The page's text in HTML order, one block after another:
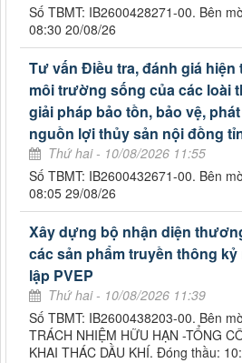
Số TBMT: IB2600428271-00. Bên
08:30 20/08/26
Tư vấn Điều tra, đánh giá
môi trường sống của các loài
giải pháp bảo tồn, bảo vệ,
nguồn lợi thủy sản nội đồng
Thứ hai - 10/08/2026 11:55
Số TBMT: IB2600432671-00. Bên
08:05 29/08/26
Xây dựng bộ nhận diện
các sản phẩm truyền thông kỷ
lập PVEP
Thứ hai - 10/08/2026 11:39
Số TBMT: IB2600438203-00. Bên
TRÁCH NHIỆM HỮU HẠN -TỔNG
KHAI THÁC DẦU KHÍ. Đóng thầu: